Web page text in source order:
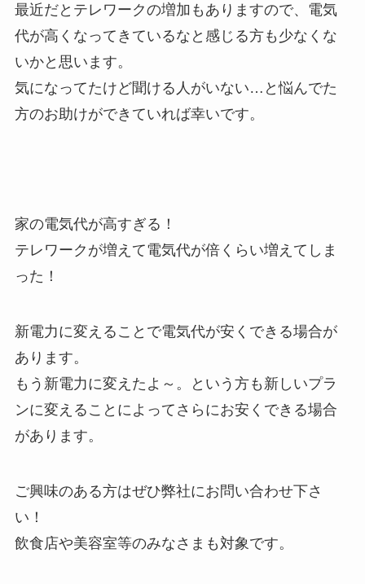
最近だとテレワークの増加もありますので、電気
代が高くなってきているなと感じる方も少なくな
いかと思います。
気になってたけど聞ける人がいない…と悩んでた
方のお助けができていれば幸いです。
家の電気代が高すぎる！
テレワークが増えて電気代が倍くらい増えてしま
った！
新電力に変えることで電気代が安くできる場合が
あります。
もう新電力に変えたよ～。という方も新しいプラ
ンに変えることによってさらにお安くできる場合
があります。
ご興味のある方はぜひ弊社にお問い合わせ下さ
い！
飲食店や美容室等のみなさまも対象です。